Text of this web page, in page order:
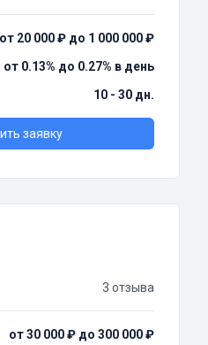
от 20 000 ₽ до 1 000 000 ₽
от 0.13% до 0.27% в день
10 - 30 дн.
заявку
3 отзыва
от 30 000 ₽ до 300 000 ₽